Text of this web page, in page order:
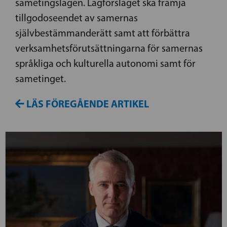
tillgodoseendet av samernas
självbestämmanderätt samt att förbättra
verksamhetsförutsättningarna för samernas
språkliga och kulturella autonomi samt för
sametinget.
LÄS FÖREGÅENDE ARTIKEL